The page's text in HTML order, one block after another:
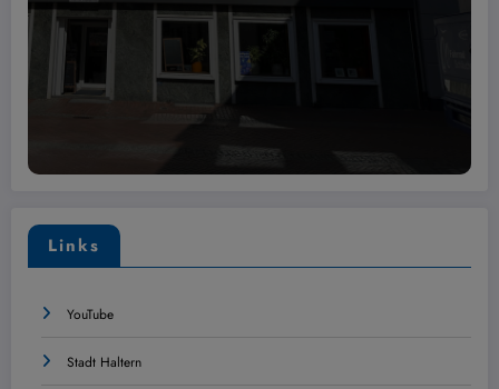
Links
YouTube
Stadt Haltern